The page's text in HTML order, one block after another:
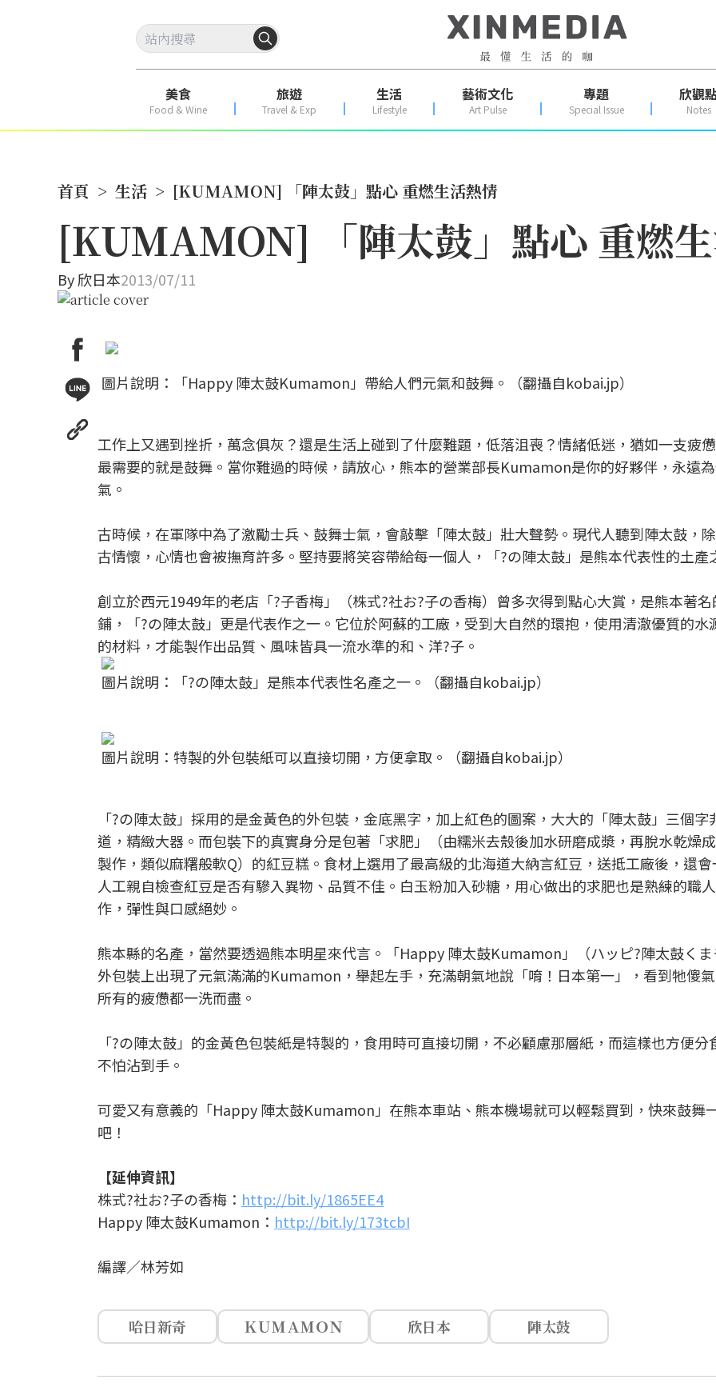
美食
Food & Wine
旅遊
Travel & Exp
生活
Lifestyle
藝術文化
Art Pulse
專題
Special Issue
欣觀
Notes
首頁 > 生活 > [KUMAMON] 「陣太鼓」點心 重燃生活熱情
[KUMAMON] 「陣太鼓」點心 重燃
By欣日本2013/07/11
圖片說明：「Happy 陣太鼓Kumamon」帶給人們元氣和鼓舞。（翻攝自kobai.jp）
工作上又遇到挫折，萬念俱灰？還是生活上碰到了什麼難題，低落沮喪？情緒低迷，猶如一支疲
最需要的就是鼓舞。當你難過的時候，請放心，熊本的營業部長Kumamon是你的好夥伴，永遠
氣。
古時候，在軍隊中為了激勵士兵、鼓舞士氣，會敲擊「陣太鼓」壯大聲勢。現代人聽到陣太鼓，
古情懷，心情也會被撫育許多。堅持要將笑容帶給每一個人，「?の陣太鼓」是熊本代表性的土產
創立於西元1949年的老店「?子香梅」（株式?社お?子の香梅）曾多次得到點心大賞，是熊本著
鋪，「?の陣太鼓」更是代表作之一。它位於阿蘇的工廠，受到大自然的環抱，使用清澈優質的水
的材料，才能製作出品質、風味皆具一流水準的和、洋?子。
圖片說明：「?の陣太鼓」是熊本代表性名產之一。（翻攝自kobai.jp）
圖片說明：特製的外包裝紙可以直接切開，方便拿取。（翻攝自kobai.jp）
「?の陣太鼓」採用的是金黃色的外包裝，金底黑字，加上紅色的圖案，大大的「陣太鼓」三個字
道，精緻大器。而包裝下的真實身分是包著「求肥」（由糯米去殼後加水研磨成漿，再脫水乾燥
製作，類似麻糬般軟Q）的紅豆糕。食材上選用了最高級的北海道大納言紅豆，送抵工廠後，還
人工親自檢查紅豆是否有驂入異物、品質不佳。白玉粉加入砂糖，用心做出的求肥也是熟練的職
作，彈性與口感絕妙。
熊本縣的名產，當然要透過熊本明星來代言。「Happy 陣太鼓Kumamon」（ハッピ?陣太鼓く
外包裝上出現了元氣滿滿的Kumamon，舉起左手，充滿朝氣地說「唷！日本第一」，看到牠傻
所有的疲憊都一洗而盡。
「?の陣太鼓」的金黃色包裝紙是特製的，食用時可直接切開，不必顧慮那層紙，而這樣也方便分
不怕沾到手。
可愛又有意義的「Happy 陣太鼓Kumamon」在熊本車站、熊本機場就可以輕鬆買到，快來鼓舞
吧！
【延伸資訊】
株式?社お?子の香梅： http://bit.ly/1865EE4
Happy 陣太鼓Kumamon： http://bit.ly/173tcbI
編譯／林芳如
哈日新奇 ＫＵＭＡＭＯＮ 欣日本 陣太鼓